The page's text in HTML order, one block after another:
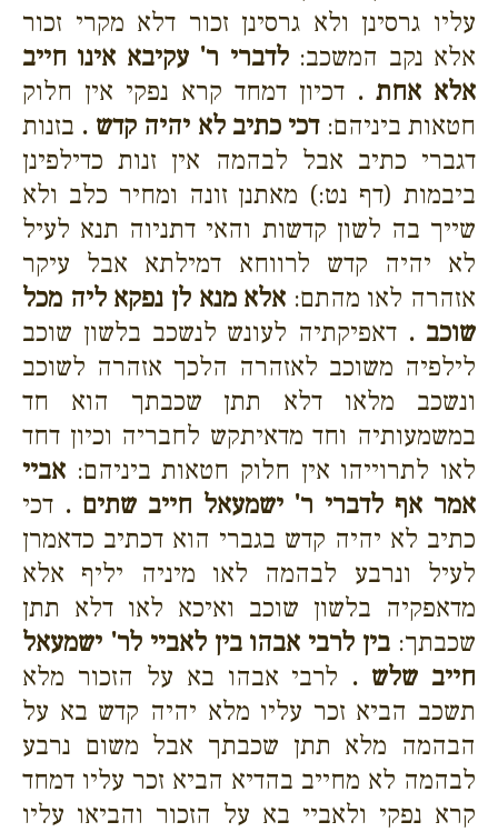
עליו גרסינן ולא גרסינן זכור דלא מקרי זכור
אלא נקב המשכב:לדברי ר' עקיבא אינו חייב
אלא אחת . דכיון דמחד קרא נפקי אין חלוק
חטאות ביניהם:דכי כתיב לא יהיה קדש . בזנות
דגברי כתיב אבל לבהמה אין זנות כדילפינן
ביבמות (דף נט:) מאתנן זונה ומחיר כלב ולא
שייך בה לשון קדשות והאי דתניוה תנא לעיל
לא יהיה קדש לרווחא דמילתא אבל עיקר
אזהרה לאו מהתם: אלא מנא לן נפקא ליה מכל
שוכב . דאפיקתיה לעונש לנשכב בלשון שוכב
לילפיה משוכב לאזהרה הלכך אזהרה לשוכב
ונשכב מלאו דלא תתן שכבתך הוא חד
במשמעותיה וחד מדאיתקש לחבריה וכיון דחד
לאו לתרוייהו אין חלוק חטאות ביניהם: אביי
אמר אף לדברי ר' ישמעאל חייב שתים . דכי
כתיב לא יהיה קדש בגברי הוא דכתיב כדאמרן
לעיל ונרבע לבהמה לאו מיניה יליף אלא
מדאפקיה בלשון שוכב ואיכא לאו דלא תתן
שכבתך: בין לרבי אבהו בין לאביי לר' ישמעאל
חייב שלש . לרבי אבהו בא על הזכור מלא
תשכב הביא זכר עליו מלא יהיה קדש בא על
הבהמה מלא תתן שכבתך אבל משום נרבע
לבהמה לא מחייב בהדיא הביא זכר עליו דמחד
קרא נפקי ולאביי בא על הזכור והביאו עליו